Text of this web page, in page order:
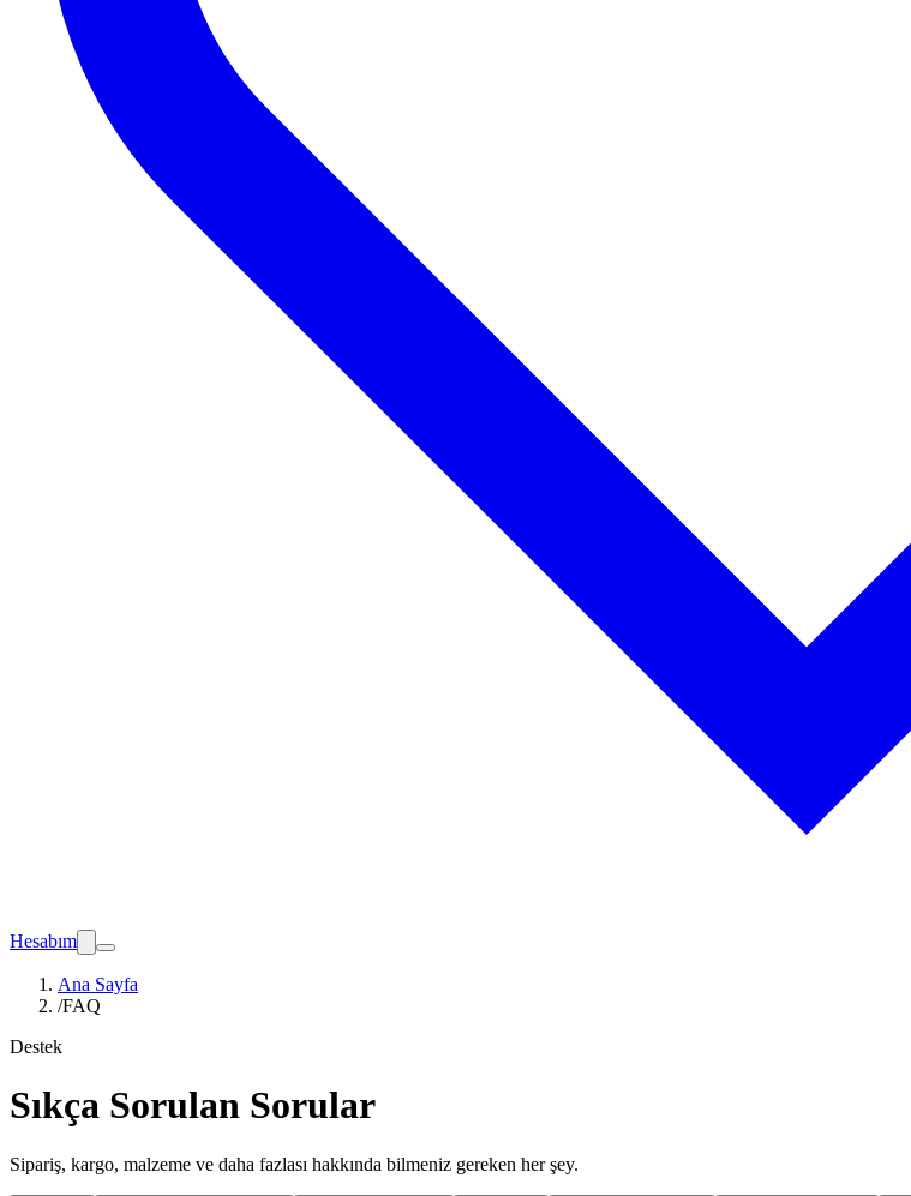
Hesabım
Ana Sayfa
/FAQ
Destek
Sıkça Sorulan Sorular
Sipariş, kargo, malzeme ve daha fazlası hakkında bilmeniz gereken her şey.